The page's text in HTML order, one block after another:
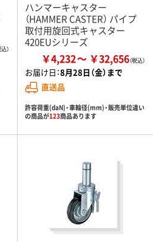
ハンマーキャスター
（HAMMER CASTER） パイプ
取付用旋回式キャスター
420EUシリーズ
￥4,232 ￥32,656
お届け日：8月28日（金）まで
直送品
許容荷重(daN)・車輪径(mm)・販売単位違い
の商品が123商品あります